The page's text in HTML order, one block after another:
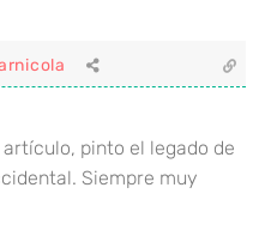
pinto el legado de
Siempre muy